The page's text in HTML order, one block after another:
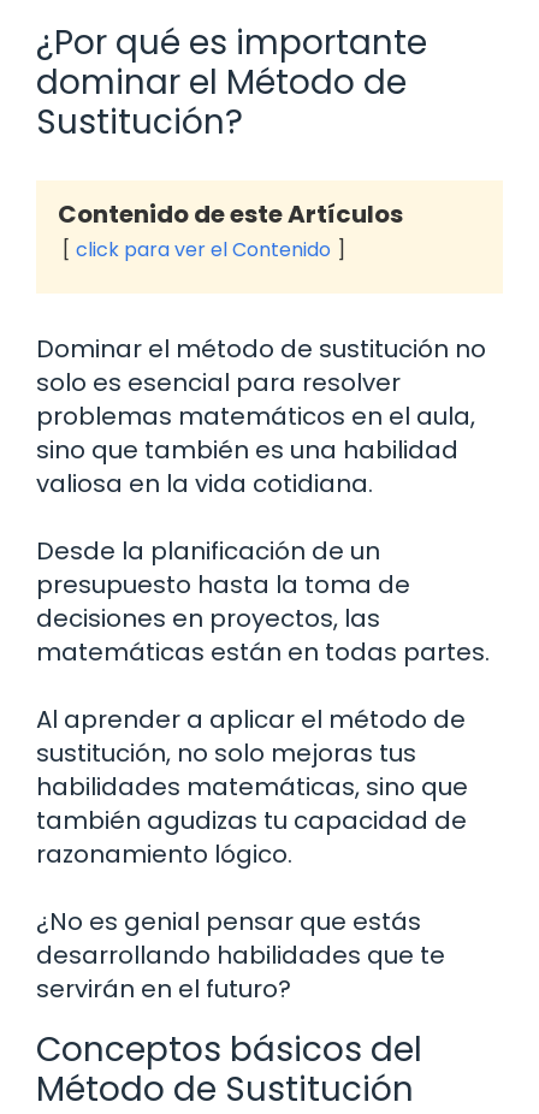
¿Por qué es importante
dominar el Método de
Sustitución?
Contenido de este Artículos
click para ver el Contenido
Dominar el método de sustitución no
solo es esencial para resolver
problemas matemáticos en el aula,
sino que también es una habilidad
valiosa en la vida cotidiana.
Desde la planificación de un
presupuesto hasta la toma de
decisiones en proyectos, las
matemáticas están en todas partes.
Al aprender a aplicar el método de
sustitución, no solo mejoras tus
habilidades matemáticas, sino que
también agudizas tu capacidad de
razonamiento lógico.
¿No es genial pensar que estás
desarrollando habilidades que te
servirán en el futuro?
Conceptos básicos del
Método de Sustitución